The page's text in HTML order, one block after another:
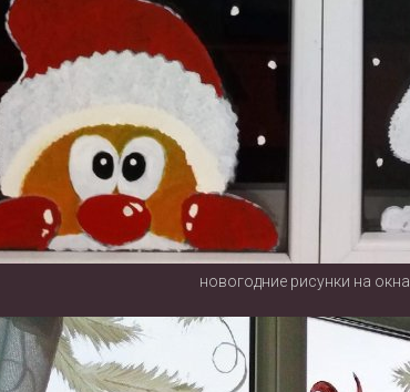
новогодние рисунки на окна